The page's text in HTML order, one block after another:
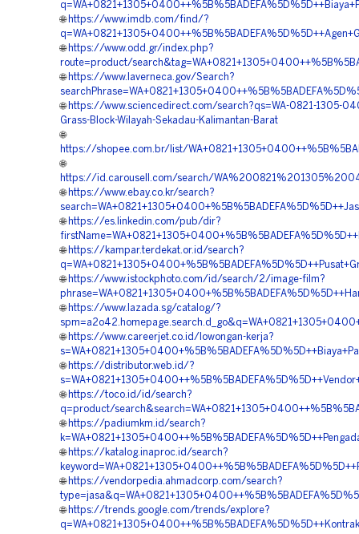
🌐 https://www.imdb.com/find/?
🌐 https://www.odd.gr/index.php?
route=product/
🌐 https://www.laverneca.gov/Search?
🌐 https://www.sciencedirect.com/search?qs=WA-0821-1305-
Grass-Block-Wilayah-Sekadau-Kalimantan-Barat
🌐
https://shopee.com.br/list/
🌐
https://id.carousell.com/search/
🌐 https://www.ebay.co.kr/search?
🌐 https://es.linkedin.com/pub/dir?
🌐 https://kampar.terdekat.or.id/search?
🌐 https://www.istockphoto.com/id/search/2/image-film?
🌐 https://www.lazada.sg/catalog/?
🌐 https://www.careerjet.co.id/lowongan-kerja?
🌐 https://distributor.web.id/?
🌐 https://toco.id/id/search?
q=product/
🌐 https://padiumkm.id/search?
🌐 https://katalog.inaproc.id/search?
🌐 https://vendorpedia.ahmadcorp.com/search?
🌐 https://trends.google.com/trends/explore?